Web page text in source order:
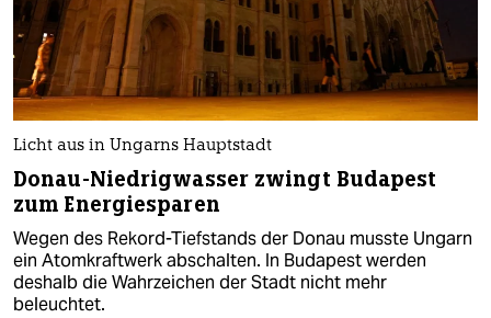
Licht aus in Ungarns Hauptstadt
Donau-Niedrigwasser zwingt Budapest
zum Energiesparen
Wegen des Rekord-Tiefstands der Donau musste Ungarn
ein Atomkraftwerk abschalten. In Budapest werden
deshalb die Wahrzeichen der Stadt nicht mehr
beleuchtet.